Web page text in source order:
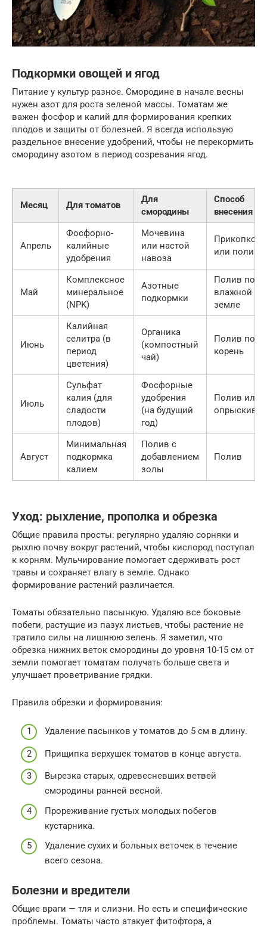
Подкормки овощей и ягод
Питание у культур разное. Смородине в начале весны
нужен азот для роста зеленой массы. Томатам же
важен фосфор и калий для формирования крепких
плодов и защиты от болезней. Я всегда использую
раздельное внесение удобрений, чтобы не перекормить
смородину азотом в период созревания ягод.
Месяц Для томатов
Для
смородины
Способ
внесения
Апрель
Фосфорно-
калийные
удобрения
Мочевина
или настой
навоза
Прикопкой
или
Май
Комплексное
минеральное
(NPK)
Азотные
подкормки
Полив по
влажной
земле
Июнь
Калийная
селитра (в
период
цветения)
Органика
(компостный
чай)
Полив под
корень
Июль
Сульфат
калия (для
сладости
плодов)
Фосфорные
удобрения
(на будущий
год)
Полив или
Август
Минимальная
подкормка
калием
Полив с
добавлением
золы
Полив
Уход: рыхление, прополка и обрезка
Общие правила просты: регулярно удаляю сорняки и
рыхлю почву вокруг растений, чтобы кислород поступал
к корням. Мульчирование помогает сдерживать рост
травы и сохраняет влагу в земле. Однако
формирование растений различается.
Томаты обязательно пасынкую. Удаляю все боковые
побеги, растущие из пазух листьев, чтобы растение не
тратило силы на лишнюю зелень. Я заметил, что
обрезка нижних веток смородины до уровня 10-15 см от
земли помогает томатам получать больше света и
улучшает проветривание грядки.
Правила обрезки и формирования:
Удаление пасынков у томатов до 5 см в длину.
Прищипка верхушек томатов в конце августа.
Вырезка старых, одревесневших ветвей
смородины ранней весной.
Прореживание густых молодых побегов
кустарника.
Удаление сухих и больных веточек в течение
всего сезона.
Болезни и вредители
Общие враги — тля и слизни. Но есть и специфические
проблемы. Томаты часто атакует фитофтора, а